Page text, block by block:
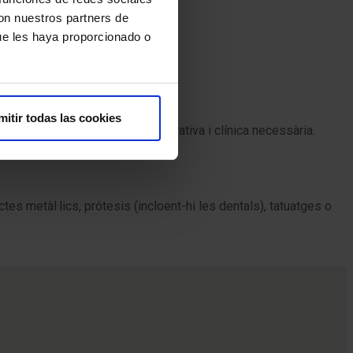
nuestros partners de
les haya proporcionado o
todas las cookies
la preparació administrativa i clínica necessària.
metàl·lics, prótesis (incloent-hi les dentals), tatuatges o